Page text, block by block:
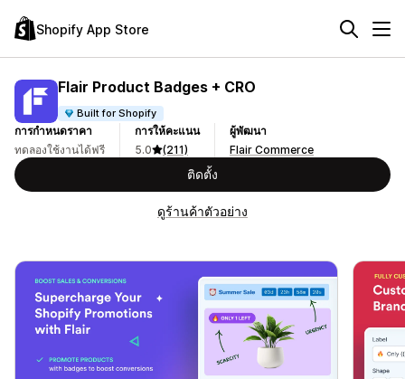
Shopify App Store
Flair Product Badges + CRO
Built for Shopify
การกำหนดราคา
ทดลองใช้งานได้ฟรี
การให้คะแนน
5.0
(211)
ผู้พัฒนา
Flair Commerce
ติดตั้ง
ดูร้านค้าตัวอย่าง